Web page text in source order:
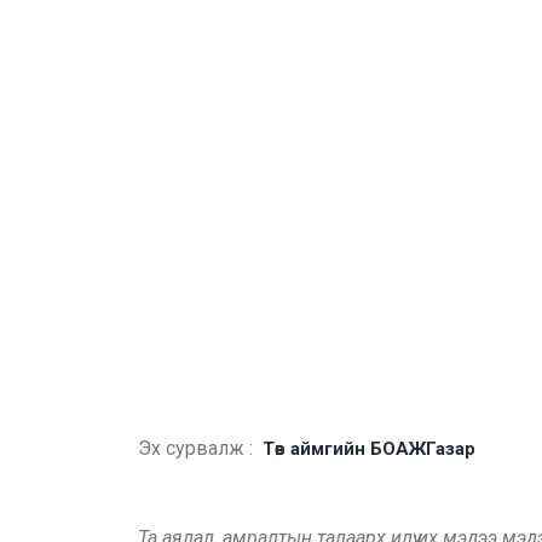
Эх сурвалж : Төв аймгийн БОАЖГазар